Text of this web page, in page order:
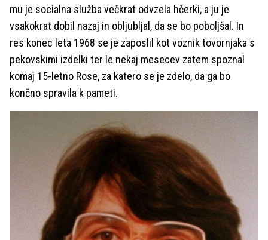
mu je socialna služba večkrat odvzela hčerki, a ju je
vsakokrat dobil nazaj in obljubljal, da se bo poboljšal. In
res konec leta 1968 se je zaposlil kot voznik tovornjaka s
pekovskimi izdelki ter le nekaj mesecev zatem spoznal
komaj 15-letno Rose, za katero se je zdelo, da ga bo
končno spravila k pameti.